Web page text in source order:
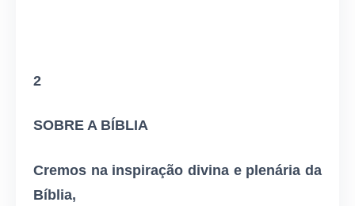
2
SOBRE A BÍBLIA
Cremos na inspiração divina e plenária da
Bíblia,